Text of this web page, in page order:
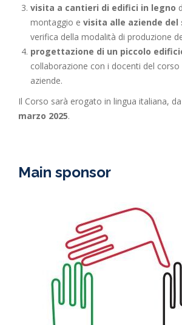
visita a cantieri di edifici in legno
montaggio e visita alle aziende
verifica della modalità di produzione
progettazione di un piccolo
collaborazione con i docenti del corso
aziende.
Il Corso sarà erogato in lingua italiana, da
marzo 2025.
Main sponsor